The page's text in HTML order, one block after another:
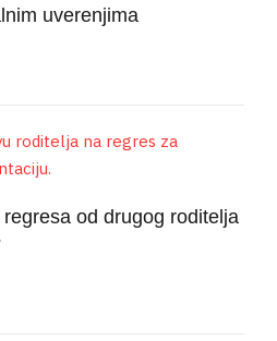
uverenjima
od drugog roditelja